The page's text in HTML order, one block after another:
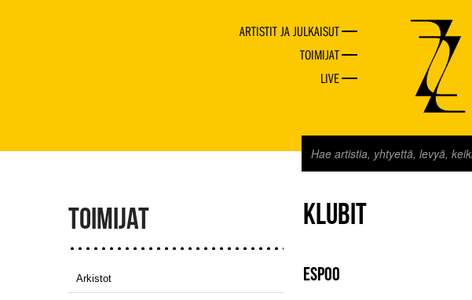
ARTISTIT JA JULKAISUT
TOIMIJAT
LIVE
TOIMIJAT
Arkistot
KLUBIT
ESPOO